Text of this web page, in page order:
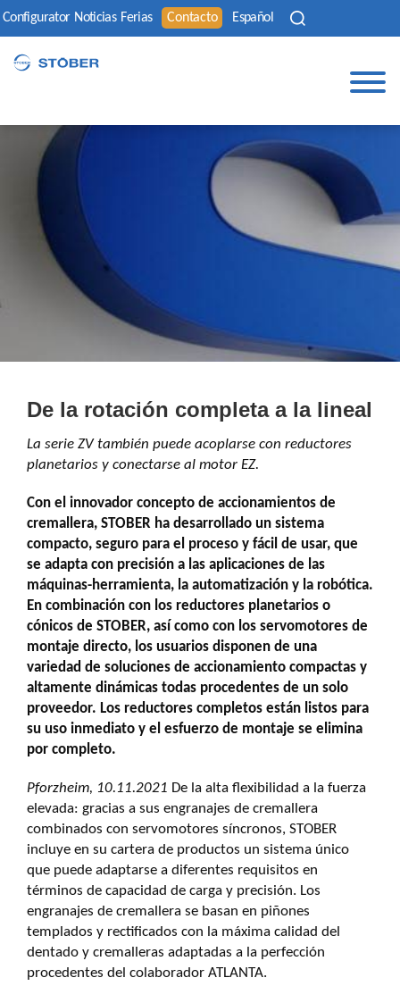
Configurator Noticias Ferias Contacto Español
De la rotación completa a la lineal
La serie ZV también puede acoplarse con reductores
planetarios y conectarse al motor EZ.
Con el innovador concepto de accionamientos de
cremallera, STOBER ha desarrollado un sistema
compacto, seguro para el proceso y fácil de usar, que
se adapta con precisión a las aplicaciones de las
máquinas-herramienta, la automatización y la robótica.
En combinación con los reductores planetarios o
cónicos de STOBER, así como con los servomotores de
montaje directo, los usuarios disponen de una
variedad de soluciones de accionamiento compactas y
altamente dinámicas todas procedentes de un solo
proveedor. Los reductores completos están listos para
su uso inmediato y el esfuerzo de montaje se elimina
por completo.
Pforzheim, 10.11.2021 De la alta flexibilidad a la fuerza
elevada: gracias a sus engranajes de cremallera
combinados con servomotores síncronos, STOBER
incluye en su cartera de productos un sistema único
que puede adaptarse a diferentes requisitos en
términos de capacidad de carga y precisión. Los
engranajes de cremallera se basan en piñones
templados y rectificados con la máxima calidad del
dentado y cremalleras adaptadas a la perfección
procedentes del colaborador ATLANTA.